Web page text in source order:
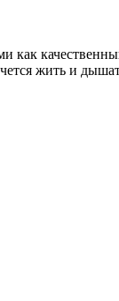
как
жить и